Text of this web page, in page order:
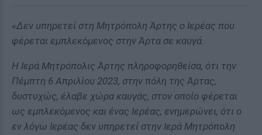
«Δεν υπηρετεί στη Μητρόπολη Άρτης ο Ιερέας που
φέρεται εμπλεκόμενος στην Άρτα σε καυγά.
Η Ιερά Μητρόπολις Άρτης πληροφορηθείσα, ότι την
Πέμπτη 6 Απριλίου 2023, στην πόλη της Άρτας,
δυστυχώς, έλαβε χώρα καυγάς, στον οποίο φέρεται
ως εμπλεκόμενος και ένας Ιερέας, ενημερώνει, ότι ο
εν λόγω Ιερέας δεν υπηρετεί στην Ιερά Μητρόπολη